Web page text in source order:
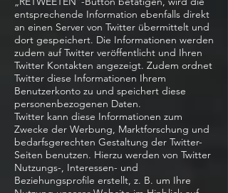
entsprechende Information ebenfalls direkt
an einen Server von Twitter übermittelt und
dort gespeichert. Die Informationen werden
zudem auf Twitter veröffentlicht und Ihren
Twitter Kontakten angezeigt. Zudem ordnet
Twitter diese Informationen Ihrem
Benutzerkonto zu und speichert diese
personenbezogenen Daten.
Twitter kann diese Informationen zum
Zwecke der Werbung, Marktforschung und
bedarfsgerechten Gestaltung der Twitter-
Seiten benutzen. Hierzu werden von Twitter
Nutzungs-, Interessen- und
Beziehungsprofile erstellt, z. B. um Ihre